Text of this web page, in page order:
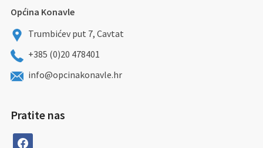
Općina Konavle
Trumbićev put 7, Cavtat
+385 (0)20 478401
info@opcinakonavle.hr
Pratite nas
facebook